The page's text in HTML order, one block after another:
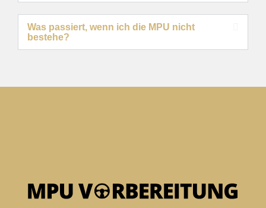
Was passiert, wenn ich die MPU nicht
bestehe?